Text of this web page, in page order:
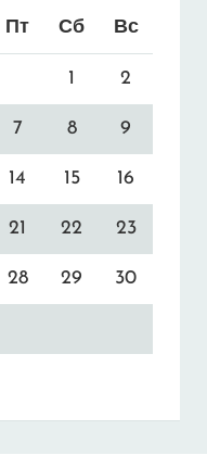
Пт Сб Вс
1 2
7 8 9
14 15 16
21 22 23
28 29 30